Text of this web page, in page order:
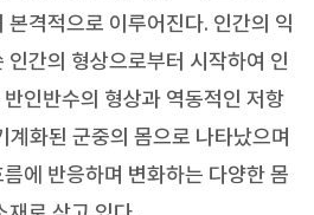
본격적으로 이루어진다. 인간의 익
인간의 형상으로부터 시작하여 인
인반수의 형상과 역동적인 저항
계화된 군중의 몸으로 나타났으며
에 반응하며 변화하는 다양한 몸